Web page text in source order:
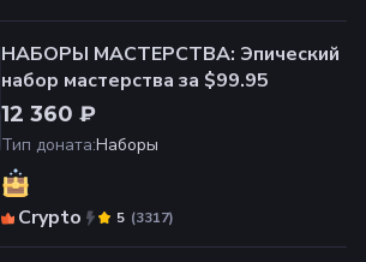
НАБОРЫ МАСТЕРСТВА: Эпический
набор мастерства за $99.95
12 360 ₽
Тип доната:Наборы
Crypto (3317)
5